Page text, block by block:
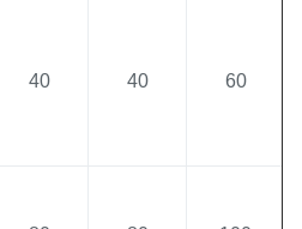
40 40 60